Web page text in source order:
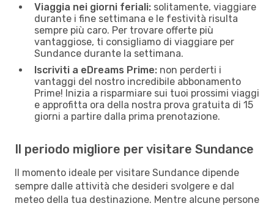
Viaggia nei giorni feriali: solitamente, viaggiare
durante i fine settimana e le festività risulta
sempre più caro. Per trovare offerte più
vantaggiose, ti consigliamo di viaggiare per
Sundance durante la settimana.
Iscriviti a eDreams Prime: non perderti i
vantaggi del nostro incredibile abbonamento
Prime! Inizia a risparmiare sui tuoi prossimi viaggi
e approfitta ora della nostra prova gratuita di 15
giorni a partire dalla prima prenotazione.
Il periodo migliore per visitare Sundance
Il momento ideale per visitare Sundance dipende
sempre dalle attività che desideri svolgere e dal
meteo della tua destinazione. Mentre alcune persone